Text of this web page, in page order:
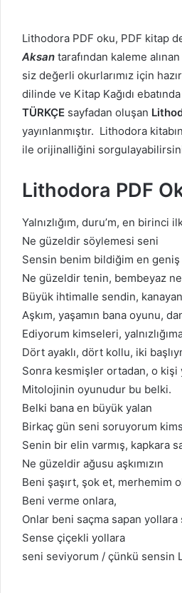
Lithodora PDF oku, PDF kitap
Aksan tarafından kaleme
siz değerli okurlarımız için
dilinde ve Kitap Kağıdı ebatında
TÜRKÇE sayfadan oluşan
yayınlanmıştır. Lithodora
ile orijinalliğini
Lithodora PDF
Yalnızlığım, duru’m, en birinci
Ne güzeldir söylemesi seni
Sensin benim bildiğim en geniş
Ne güzeldir tenin, bembeyaz
Büyük ihtimalle sendin, kanayan
Aşkım, yaşamın bana oyunu,
Ediyorum kimseleri,
Dört ayaklı, dört kollu, iki
Sonra kesmişler ortadan, o
Mitolojinin oyunudur bu belki.
Belki bana en büyük yalan
Birkaç gün seni soruyorum
Senin bir elin varmış, kapkara
Ne güzeldir ağusu aşkımızın
Beni şaşırt, şok et, merhemim
Beni verme onlara,
Onlar beni saçma sapan
Sense çiçekli yollara
seni seviyorum / çünkü sensin